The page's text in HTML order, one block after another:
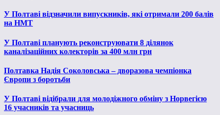
У Полтаві відзначили випускників, які отримали 200 балів
на НМТ
У Полтаві планують реконструювати 8 ділянок
каналізаційних колекторів за 400 млн грн
Полтавка Надія Соколовська – дворазова чемпіонка
Європи з боротьби
У Полтаві відібрали для молодіжного обміну з Норвегією
16 учасників та учасниць